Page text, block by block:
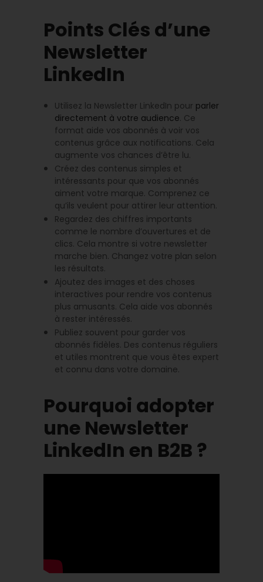
Points Clés d’une
Newsletter
LinkedIn
Utilisez la Newsletter LinkedIn pour parler
directement à votre audience. Ce
format aide vos abonnés à voir vos
contenus grâce aux notifications. Cela
augmente vos chances d’être lu.
Créez des contenus simples et
intéressants pour que vos abonnés
aiment votre marque. Comprenez ce
qu’ils veulent pour attirer leur attention.
Regardez des chiffres importants
comme le nombre d’ouvertures et de
clics. Cela montre si votre newsletter
marche bien. Changez votre plan selon
les résultats.
Ajoutez des images et des choses
interactives pour rendre vos contenus
plus amusants. Cela aide vos abonnés
à rester intéressés.
Publiez souvent pour garder vos
abonnés fidèles. Des contenus réguliers
et utiles montrent que vous êtes expert
et connu dans votre domaine.
Pourquoi adopter
une Newsletter
LinkedIn en B2B ?